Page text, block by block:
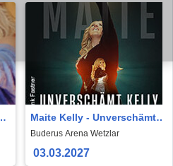
Maite Kelly - Unverschämt
Kelly - Die Tour meines
Lebens
Buderus Arena Wetzlar
03.03.2027